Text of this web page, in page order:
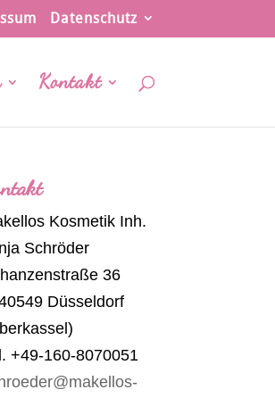
Datenschutz
Kontakt
Kosmetik Inh.
Schröder
36
Düsseldorf
+49-160-8070051